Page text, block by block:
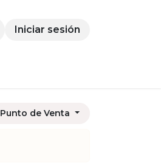
Iniciar sesión
de Venta